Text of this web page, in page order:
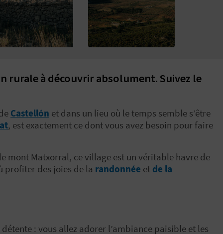
rurale à découvrir absolument. Suivez le
Castellón et dans un lieu où le temps semble s’être
, est exactement ce dont vous avez besoin pour faire
mont Matxorral, ce village est un véritable havre de
profiter des joies de la randonnée et de la
: vous allez adorer l’ambiance paisible et les